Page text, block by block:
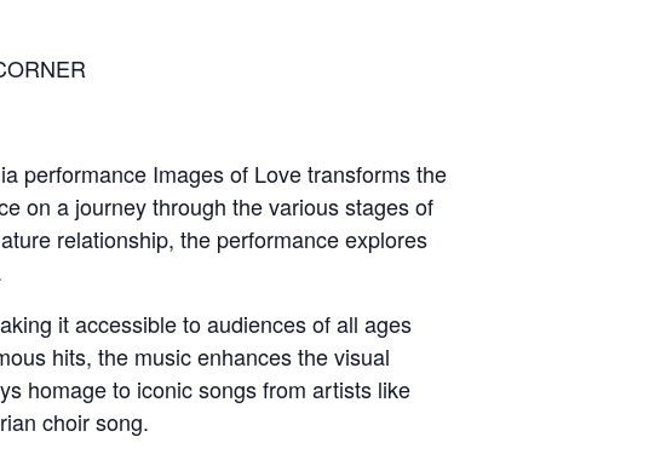
performance Images of Love transforms the
on a journey through the various stages of
relationship, the performance explores
it accessible to audiences of all ages
hits, the music enhances the visual
homage to iconic songs from artists like
choir song.